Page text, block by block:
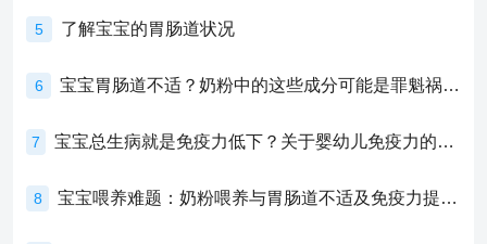
5 了解宝宝的胃肠道状况
6 宝宝胃肠道不适？奶粉中的这些成分可能是罪魁祸首！
7 宝宝总生病就是免疫力低下？关于婴幼儿免疫力的真相，家长必须了解！
8 宝宝喂养难题：奶粉喂养与胃肠道不适及免疫力提升的奥秘